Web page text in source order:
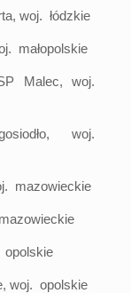
woj. łódzkie
małopolskie
Malec, woj.
woj.
mazowieckie
opolskie
woj. opolskie